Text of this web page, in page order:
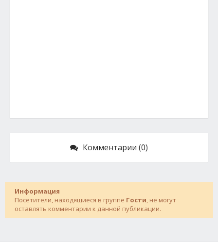
Комментарии (0)
Информация
Посетители, находящиеся в группе Гости, не могут
оставлять комментарии к данной публикации.